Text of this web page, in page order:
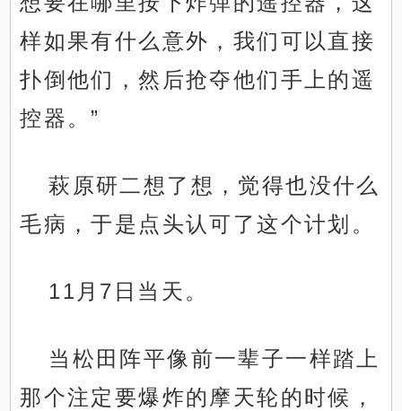
样如果有什么意外，我们可以直接
扑倒他们，然后抢夺他们手上的遥
控器。”
萩原研二想了想，觉得也没什么
毛病，于是点头认可了这个计划。
11月7日当天。
当松田阵平像前一辈子一样踏上
那个注定要爆炸的摩天轮的时候，